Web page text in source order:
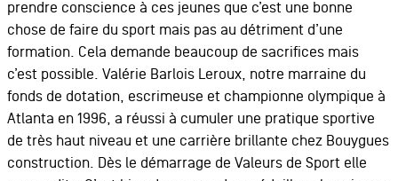
prendre conscience à ces jeunes que c’est une bonne
chose de faire du sport mais pas au détriment d’une
formation. Cela demande beaucoup de sacrifices mais
c’est possible. Valérie Barlois Leroux, notre marraine du
fonds de dotation, escrimeuse et championne olympique à
Atlanta en 1996, a réussi à cumuler une pratique sportive
de très haut niveau et une carrière brillante chez Bouygues
construction. Dès le démarrage de Valeurs de Sport elle